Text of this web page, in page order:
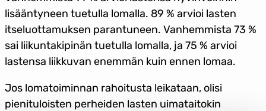
lisääntyneen tuetulla lomalla. 89 % arvioi lasten
itseluottamuksen parantuneen. Vanhemmista 73 %
sai liikuntakipinän tuetulla lomalla, ja 75 % arvioi
lastensa liikkuvan enemmän kuin ennen lomaa.
Jos lomatoiminnan rahoitusta leikataan, olisi
pienituloisten perheiden lasten uimataitokin